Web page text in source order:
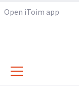
Open iToim app